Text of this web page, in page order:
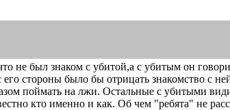
не был знаком с убитой,а с убитым он
стороны было бы отрицать знакомство с
поймать на лжи. Остальные с убитыми
кто именно и как. Об чем "ребята" не